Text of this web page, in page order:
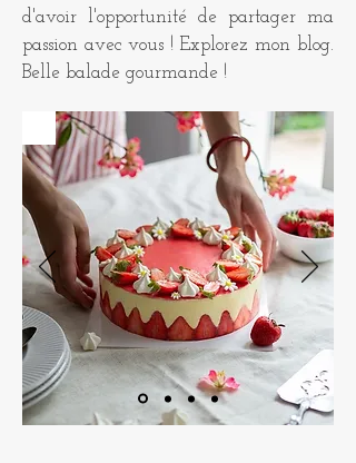
d'avoir l'opportunité de partager ma
passion avec vous ! Explorez mon blog.
Belle balade gourmande !